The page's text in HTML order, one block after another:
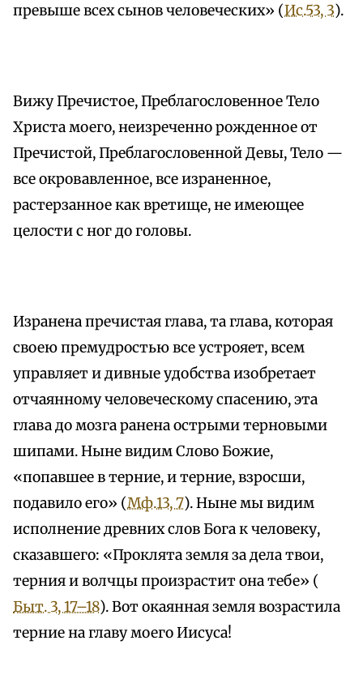
превыше всех сынов человеческих» (Ис.53, 3).
Вижу Пречистое, Преблагословенное Тело
Христа моего, неизреченно рожденное от
Пречистой, Преблагословенной Девы, Тело —
все окровавленное, все израненное,
растерзанное как вретище, не имеющее
целости с ног до головы.
Изранена пречистая глава, та глава, которая
своею премудростью все устрояет, всем
управляет и дивные удобства изобретает
отчаянному человеческому спасению, эта
глава до мозга ранена острыми терновыми
шипами. Ныне видим Слово Божие,
«попавшее в терние, и терние, взросши,
подавило его» (Мф.13, 7). Ныне мы видим
исполнение древних слов Бога к человеку,
сказавшего: «Проклята земля за дела твои,
терния и волчцы произрастит она тебе» (
Быт. 3, 17–18). Вот окаянная земля возрастила
терние на главу моего Иисуса!